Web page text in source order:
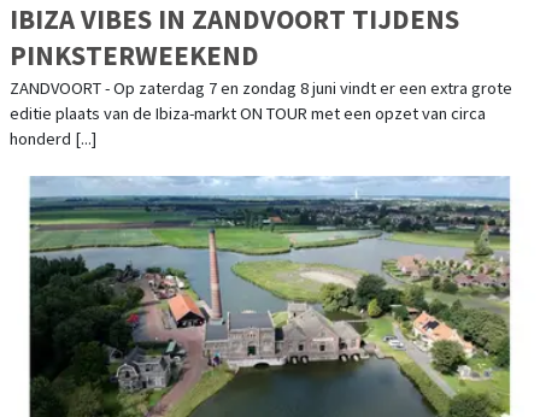
IBIZA VIBES IN ZANDVOORT TIJDENS
PINKSTERWEEKEND
ZANDVOORT - Op zaterdag 7 en zondag 8 juni vindt er een extra grote
editie plaats van de Ibiza-markt ON TOUR met een opzet van circa
honderd [...]